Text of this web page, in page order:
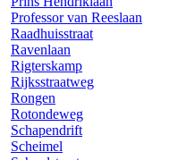
Professor van Reeslaan
Raadhuisstraat
Ravenlaan
Rigterskamp
Rijksstraatweg
Rongen
Rotondeweg
Schapendrift
Scheimel